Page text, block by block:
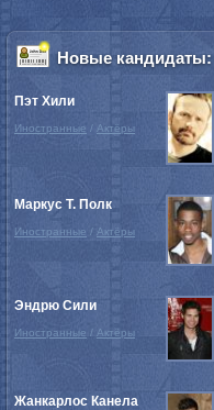
Новые кандидаты:
Пэт Хили
Иностранные / Актёры
Маркус Т. Полк
Иностранные / Актёры
Эндрю Сили
Иностранные / Актёры
Жанкарлос Канела